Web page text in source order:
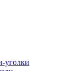
уголки